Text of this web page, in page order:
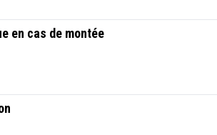
en cas de montée